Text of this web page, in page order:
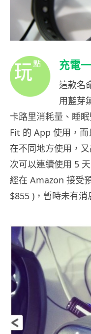
充電
這款名
用藍芽
卡路里消耗量、睡
Fit 的 App 使用，
在不同地方使用，
次可以連續使用 5
經在 Amazon 接受
$855 )，暫時未有消